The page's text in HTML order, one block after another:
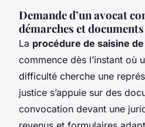
Demande d’un avocat
démarches et documents
La procédure de saisine de
commence dès l’instant où
difficulté cherche une
justice s’appuie sur des
convocation devant une